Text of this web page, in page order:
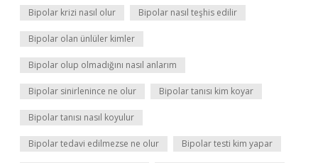
Bipolar krizi nasıl olur Bipolar nasıl teşhis edilir
Bipolar olan ünlüler kimler
Bipolar olup olmadığını nasıl anlarım
Bipolar sinirlenince ne olur Bipolar tanısı kim koyar
Bipolar tanısı nasıl koyulur
Bipolar tedavi edilmezse ne olur Bipolar testi kim yapar